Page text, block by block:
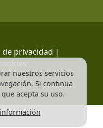
de privacidad |
nuestros servicios
Si continua
acepta su uso.